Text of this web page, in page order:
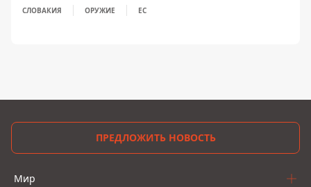
СЛОВАКИЯ ОРУЖИЕ ЕС
ПРЕДЛОЖИТЬ НОВОСТЬ
Мир